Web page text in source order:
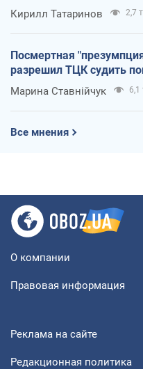
Кирилл Татаринов 2,7 т.
Посмертная
разрешил ТЦК судить
Марина Ставнійчук 6,1
Все мнения
О компании
Правовая информация
Реклама на сайте
Редакционная политика